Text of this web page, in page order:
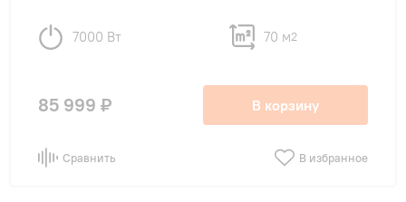
7000 Вт 70 м2
85 999 ₽ В корзину
Сравнить В избранное